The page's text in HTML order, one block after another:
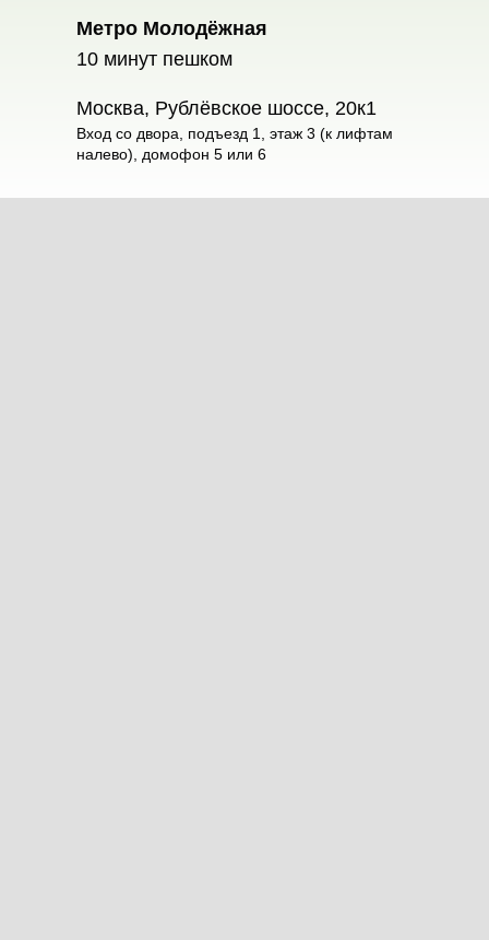
Метро Молодёжная
10 минут пешком
Москва, Рублёвское шоссе, 20к1
Вход со двора, подъезд 1, этаж 3 (к лифтам
налево), домофон 5 или 6